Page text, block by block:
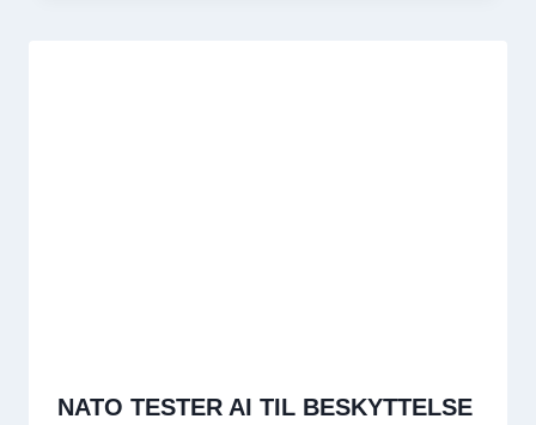
NATO TESTER AI TIL BESKYTTELSE